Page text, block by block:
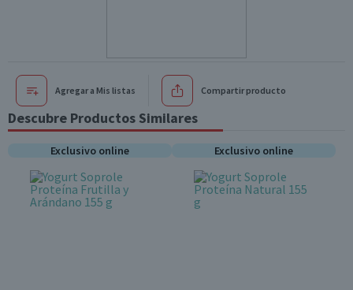
Agregar a Mis listas Compartir producto
Descubre Productos Similares
Exclusivo online Exclusivo online